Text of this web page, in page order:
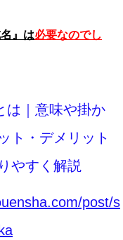
』は必要なのでし
は｜意味や掛か
ト・デメリット
やすく解説
post/s